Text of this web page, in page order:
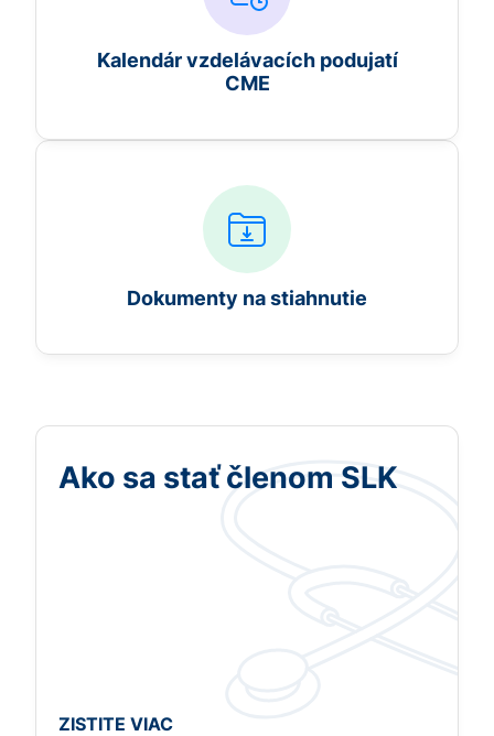
Kalendár vzdelávacích podujatí
CME
Dokumenty na stiahnutie
Ako sa stať členom SLK
ZISTITE VIAC